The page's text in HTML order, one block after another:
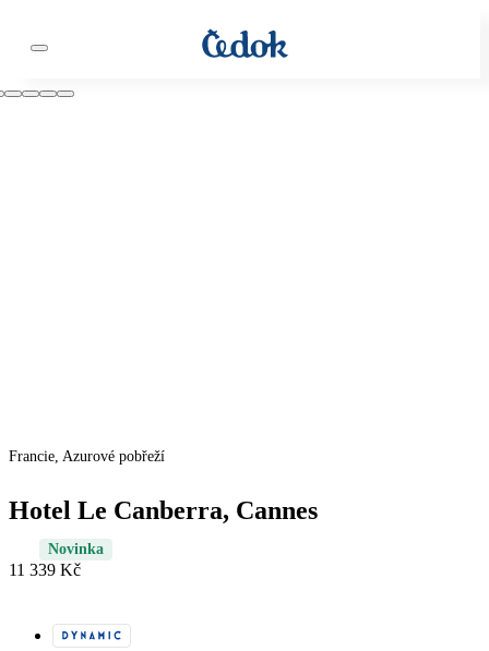
Francie, Azurové pobřeží
Hotel Le Canberra, Cannes
Novinka
11 339 Kč